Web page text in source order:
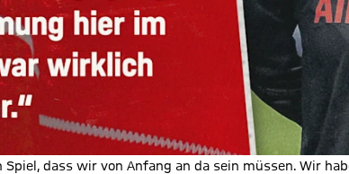
dass wir von Anfang an da sein müssen. Wir